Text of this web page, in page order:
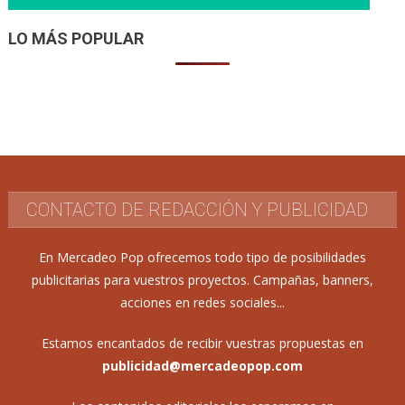
LO MÁS POPULAR
CONTACTO DE REDACCIÓN Y PUBLICIDAD
En Mercadeo Pop ofrecemos todo tipo de posibilidades
publicitarias para vuestros proyectos. Campañas, banners,
acciones en redes sociales...
Estamos encantados de recibir vuestras propuestas en
publicidad@mercadeopop.com